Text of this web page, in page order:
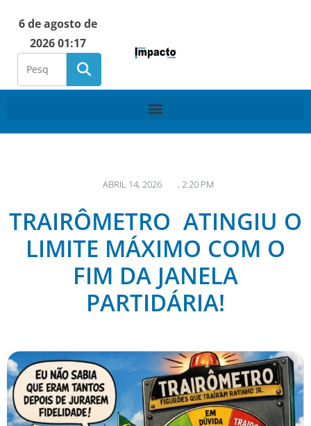
6 de agosto de
2026 01:17
ABRIL 14, 2026 , 2:20 PM
TRAIRÔMETRO ATINGIU O
LIMITE MÁXIMO COM O
FIM DA JANELA
PARTIDÁRIA!